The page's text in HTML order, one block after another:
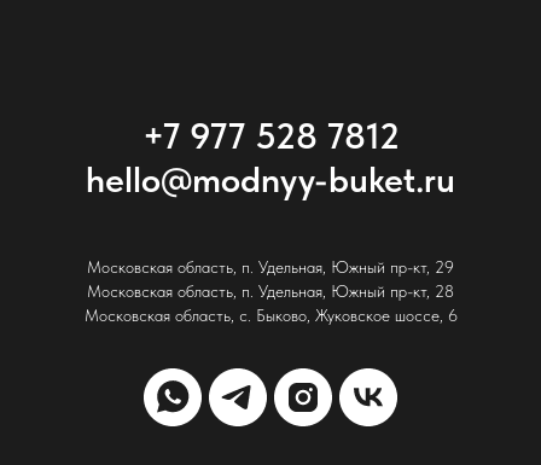
+7 977 528 7812
hello@modnyy-buket.ru
Московская область, п. Удельная, Южный пр-кт, 29
Московская область, п. Удельная, Южный пр-кт, 28
Московская область, с. Быково, Жуковское шоссе, 6